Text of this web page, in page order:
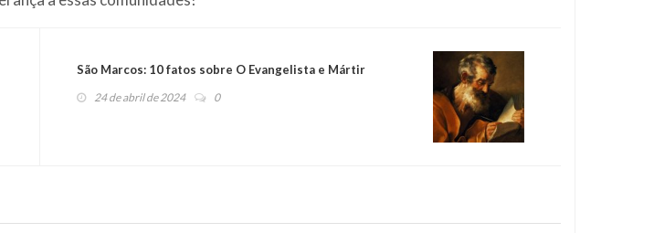
São Marcos: 10 fatos sobre O Evangelista e Mártir
24 de abril de 2024 0